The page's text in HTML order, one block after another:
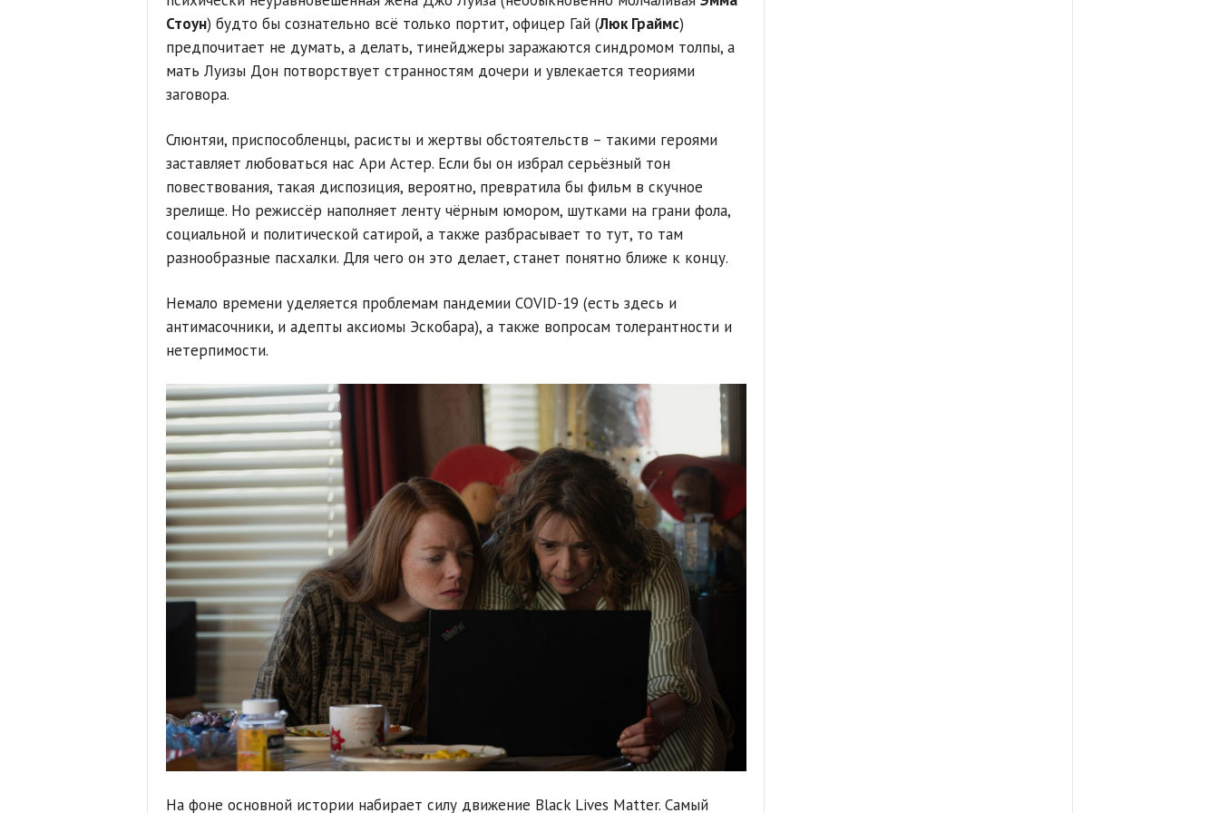
Стоун) будто бы сознательно всё только портит, офицер Гай (Люк Граймс)
предпочитает не думать, а делать, тинейджеры заражаются синдромом толпы, а
мать Луизы Дон потворствует странностям дочери и увлекается теориями
заговора.
Слюнтяи, приспособленцы, расисты и жертвы обстоятельств – такими героями
заставляет любоваться нас Ари Астер. Если бы он избрал серьёзный тон
повествования, такая диспозиция, вероятно, превратила бы фильм в скучное
зрелище. Но режиссёр наполняет ленту чёрным юмором, шутками на грани фола,
социальной и политической сатирой, а также разбрасывает то тут, то там
разнообразные пасхалки. Для чего он это делает, станет понятно ближе к концу.
Немало времени уделяется проблемам пандемии COVID-19 (есть здесь и
антимасочники, и адепты аксиомы Эскобара), а также вопросам толерантности и
нетерпимости.
На фоне основной истории набирает силу движение Black Lives Matter. Самый